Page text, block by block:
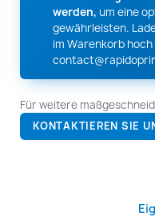
werden, um eine
gewährleisten.
im Warenkorb
Für weitere
KONTAKTIEREN SIE